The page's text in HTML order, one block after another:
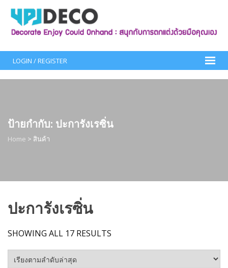
content
LOGIN / REGISTER
ป้ายกำกับ: ปะการังเรซิ่น
Home > สินค้า
ปะการังเรซิ่น
SHOWING ALL 17 RESULTS